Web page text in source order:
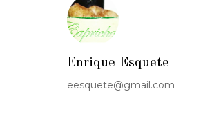
Enrique Esquete
eesquete@gmail.com